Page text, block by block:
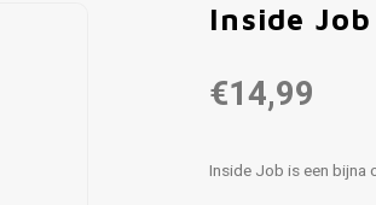
Inside
€14,99
Inside Job is een bijna